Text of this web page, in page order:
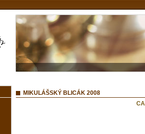
MIKULÁŠSKÝ BLICÁK 2008